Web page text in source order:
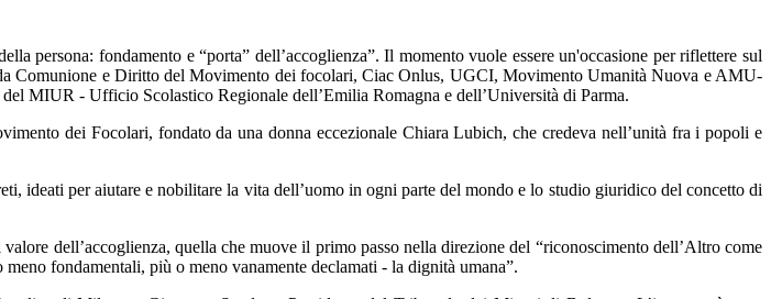
persona: fondamento e “porta” dell’accoglienza”. Il momento vuole essere un'occasione per riflettere sul
Comunione e Diritto del Movimento dei focolari, Ciac Onlus, UGCI, Movimento Umanità Nuova e AMU-
MIUR - Ufficio Scolastico Regionale dell’Emilia Romagna e dell’Università di Parma.
dei Focolari, fondato da una donna eccezionale Chiara Lubich, che credeva nell’unità fra i popoli e
ideati per aiutare e nobilitare la vita dell’uomo in ogni parte del mondo e lo studio giuridico del concetto di
dell’accoglienza, quella che muove il primo passo nella direzione del “riconoscimento dell’Altro come
fondamentali, più o meno vanamente declamati - la dignità umana”.